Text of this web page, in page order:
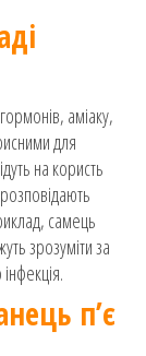
аміаку,
для
на користь
самець
зрозуміти за
п’є